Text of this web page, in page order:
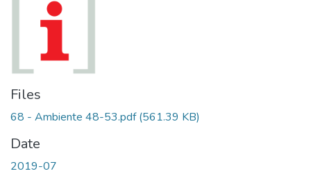
Files
68 - Ambiente 48-53.pdf(561.39 KB)
Date
2019-07